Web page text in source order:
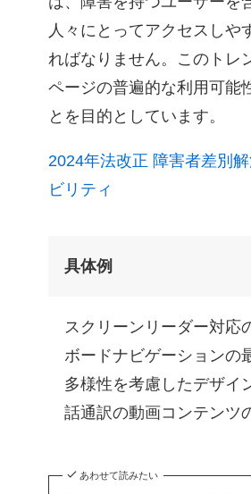
人々にとってアクセスしや
ればなりません。このトレ
ページの普遍的な利用可能
とを目的としています。
2024年法改正 障害者差別
ビリティ
具体例
スクリーンリーダー対応
ボードナビゲーションの
多様性を考慮したデザイ
話通訳の動画コンテンツ
あわせて読みたい